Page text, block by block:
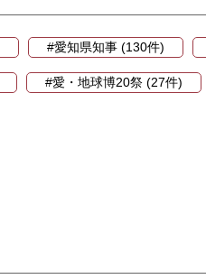
#愛知県知事 (130件)
#愛・地球博20祭 (27件)